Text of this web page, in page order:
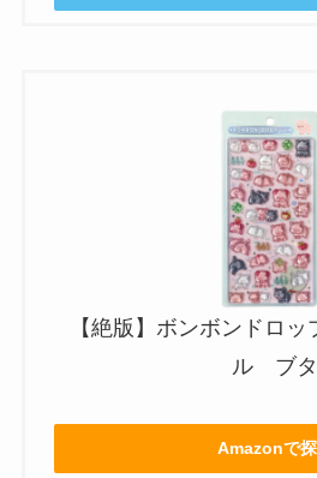
【絶版】ボンボンドロ
ル ブタ
Amazonで